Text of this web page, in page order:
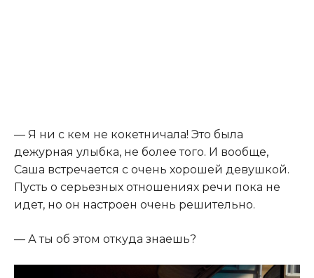
— Я ни с кем не кокетничала! Это была
дежурная улыбка, не более того. И вообще,
Саша встречается с очень хорошей девушкой.
Пусть о серьезных отношениях речи пока не
идет, но он настроен очень решительно.
— А ты об этом откуда знаешь?